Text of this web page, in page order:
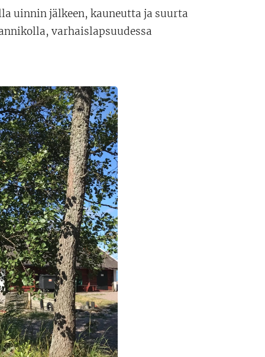
uinnin jälkeen, kauneutta ja suurta
varhaislapsuudessa